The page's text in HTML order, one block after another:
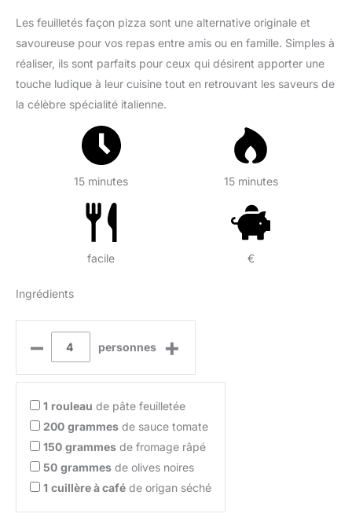
Les feuilletés façon pizza sont une alternative originale et
savoureuse pour vos repas entre amis ou en famille. Simples à
réaliser, ils sont parfaits pour ceux qui désirent apporter une
touche ludique à leur cuisine tout en retrouvant les saveurs de
la célèbre spécialité italienne.
15 minutes 15 minutes
facile €
Ingrédients
– personnes +
1 rouleau de pâte feuilletée
200 grammes de sauce tomate
150 grammes de fromage râpé
50 grammes de olives noires
1 cuillère à café de origan séché